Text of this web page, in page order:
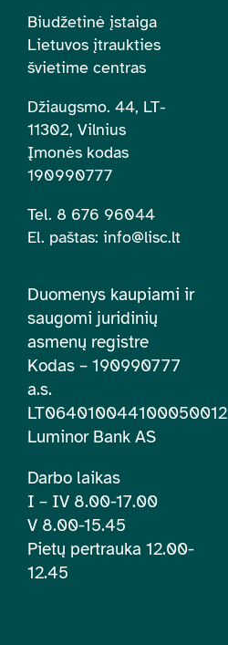
Biudžetinė įstaiga
Lietuvos įtraukties
švietime centras
Džiaugsmo. 44, LT-
11302, Vilnius
Įmonės kodas
190990777
Tel. 8 676 96044
El. paštas: info@lisc.lt
Duomenys kaupiami ir
saugomi juridinių
asmenų registre
Kodas – 190990777
a.s.
LT064010044100050012
Luminor Bank AS
Darbo laikas
I – IV 8.00-17.00
V 8.00-15.45
Pietų pertrauka 12.00-
12.45